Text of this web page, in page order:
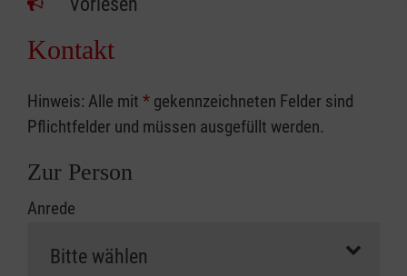
Kontakt
Hinweis: Alle mit * gekennzeichneten Felder sind
Pflichtfelder und müssen ausgefüllt werden.
Zur Person
Anrede